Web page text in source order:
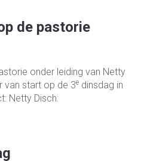
de pastorie
onder leiding van Netty
van start op de 3e dinsdag in
Netty Disch: